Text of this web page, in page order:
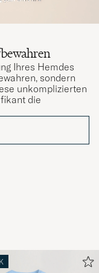
Ihres Hemdes
sondern
unkomplizierten
die